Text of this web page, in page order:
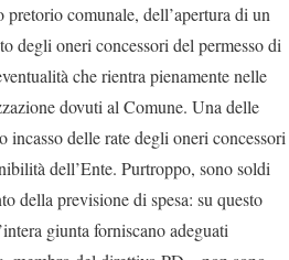
comunale, dell’apertura di un
degli oneri concessori del permesso di
che rientra pienamente nelle
dovuti al Comune. Una delle
delle rate degli oneri concessori
dell’Ente. Purtroppo, sono soldi
della previsione di spesa: su questo
giunta forniscano adeguati